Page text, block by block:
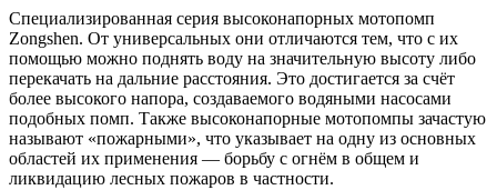
Специализированная серия высоконапорных мотопомп
Zongshen. От универсальных они отличаются тем, что с их
помощью можно поднять воду на значительную высоту либо
перекачать на дальние расстояния. Это достигается за счёт
более высокого напора, создаваемого водяными насосами
подобных помп. Также высоконапорные мотопомпы зачастую
называют «пожарными», что указывает на одну из основных
областей их применения — борьбу с огнём в общем и
ликвидацию лесных пожаров в частности.